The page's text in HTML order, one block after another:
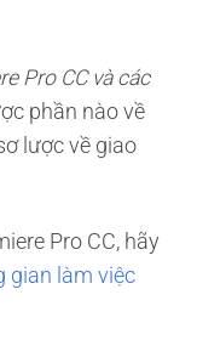
Pro CC và các
phần nào về
lược về giao
Pro CC, hãy
gian làm việc